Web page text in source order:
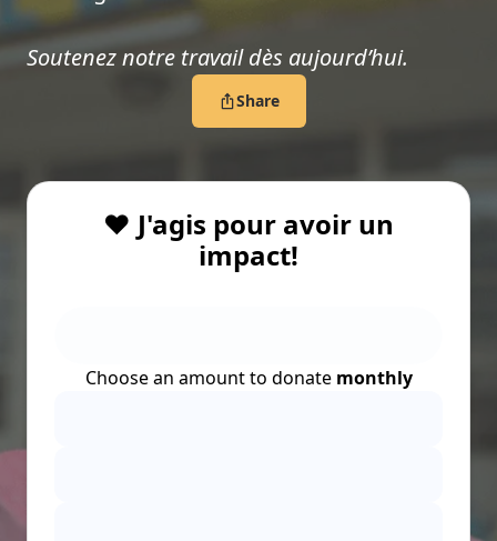
Soutenez notre travail dès aujourd’hui.
Share
❤️ J'agis pour avoir un
impact!
Choose an amount to donate monthly